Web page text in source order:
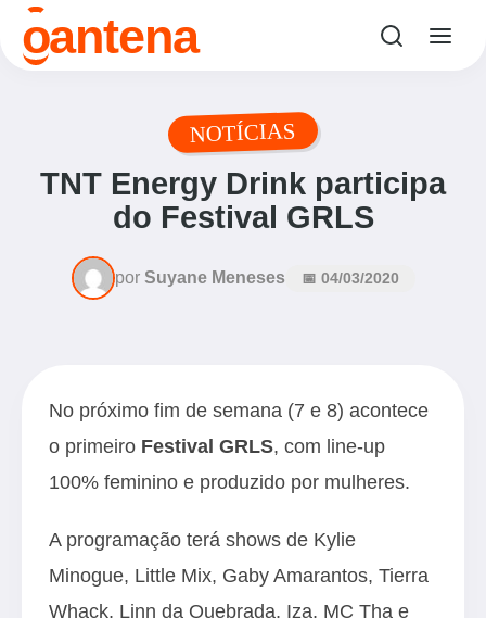
oantena
NOTÍCIAS
TNT Energy Drink participa
do Festival GRLS
por Suyane Meneses 📅 04/03/2020
No próximo fim de semana (7 e 8) acontece
o primeiro Festival GRLS, com line-up
100% feminino e produzido por mulheres.
A programação terá shows de Kylie
Minogue, Little Mix, Gaby Amarantos, Tierra
Whack, Linn da Quebrada, Iza, MC Tha e